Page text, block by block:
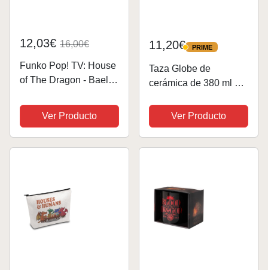
12,03€ 16,00€
Funko Pop! TV: House
of The Dragon - Baela
Vinilo Coleccionable -
Idea de Regalo-
Mercancia Oficial -
Ver Producto
11,20€ PRIME
PRIME
Taza Globe de
cerámica de 380 ml de
Ver Producto